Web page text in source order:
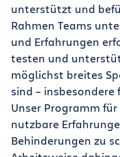
unterstützt und
Rahmen Teams
und Erfahrungen
testen und
möglichst breites
sind –
Unser Programm
nutzbare
Behinderungen zu